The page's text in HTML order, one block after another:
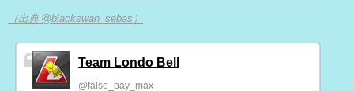
（出典 @blackswan_sebas）
Team Londo Bell
@false_bay_max